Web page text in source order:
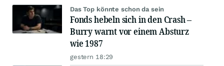
Das Top könnte schon da sein
Fonds hebeln sich in den Crash –
Burry warnt vor einem Absturz
wie 1987
gestern 18:29